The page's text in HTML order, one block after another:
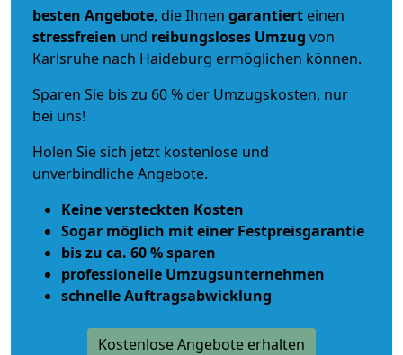
besten Angebote, die Ihnen garantiert einen
stressfreien und reibungsloses Umzug von
Karlsruhe nach Haideburg ermöglichen können.
Sparen Sie bis zu 60 % der Umzugskosten, nur
bei uns!
Holen Sie sich jetzt kostenlose und
unverbindliche Angebote.
Keine versteckten Kosten
Sogar möglich mit einer Festpreisgarantie
bis zu ca. 60 % sparen
professionelle Umzugsunternehmen
schnelle Auftragsabwicklung
Kostenlose Angebote erhalten